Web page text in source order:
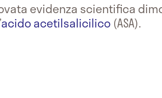
evidenza scientifica
acido acetilsalicilico (ASA).